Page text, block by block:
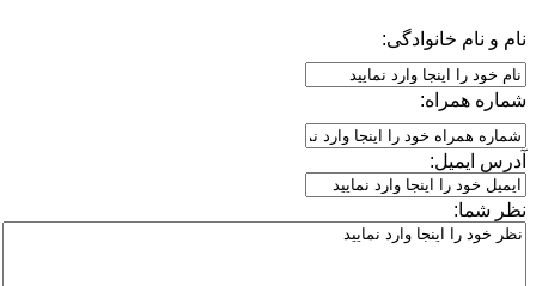
نام و نام خانوادگی:
شماره همراه:
آدرس ایمیل:
نظر شما: